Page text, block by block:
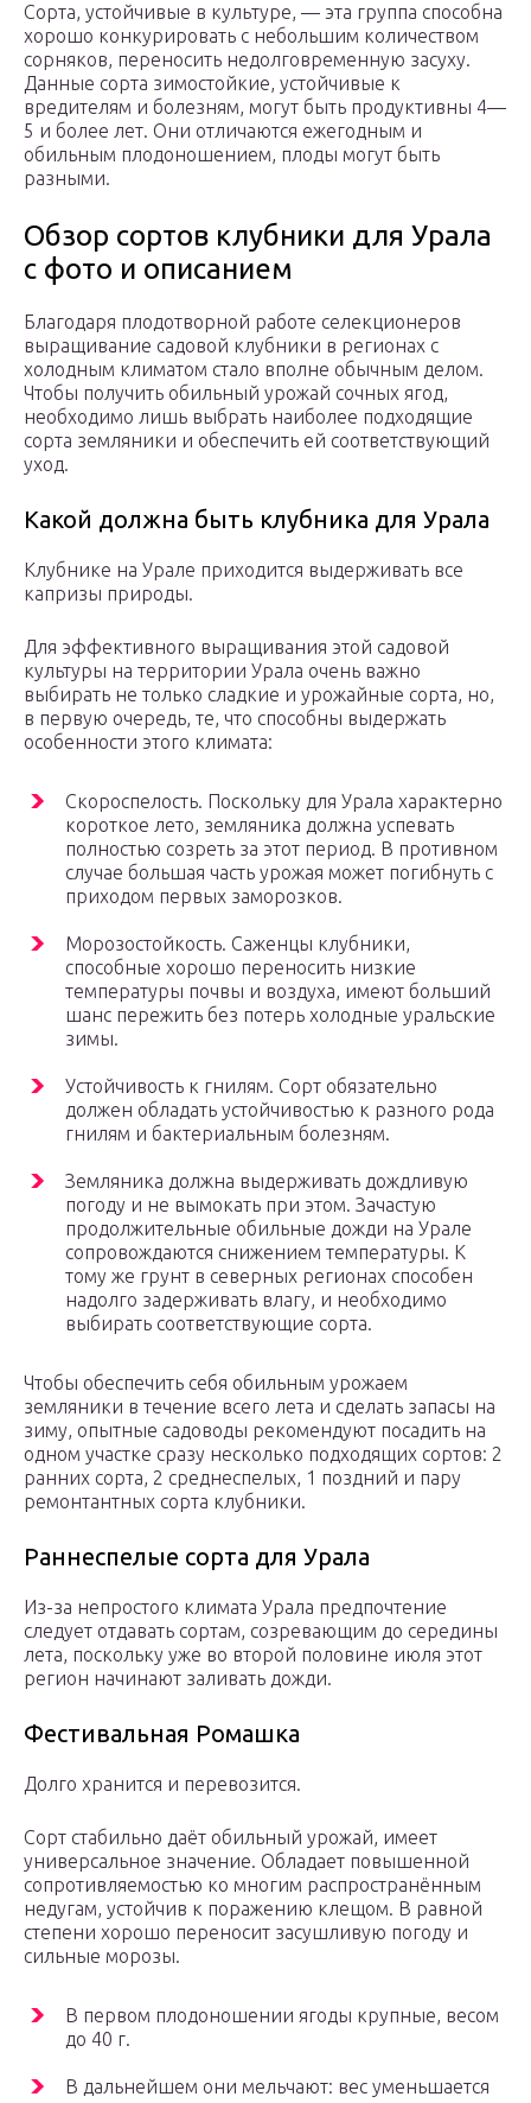
Сорта, устойчивые в куль­туре, — эта группа способна
хорошо конкурировать с не­большим количеством
сорня­ков, переносить недолговре­менную засуху.
Данные сорта зимостойкие, устойчивые к
вредителям и болезням, могут быть продуктивны 4—
5 и бо­лее лет. Они отличаются еже­годным и
обильным плодо­ношением, плоды могут быть
разными.
Обзор сортов клубники для Урала
с фото и описанием
Благодаря плодотворной работе селекционеров
выращивание садовой клубники в регионах с
холодным климатом стало вполне обычным делом.
Чтобы получить обильный урожай сочных ягод,
необходимо лишь выбрать наиболее подходящие
сорта земляники и обеспечить ей соответствующий
уход.
Какой должна быть клубника для Урала
Клубнике на Урале приходится выдерживать все
капризы природы.
Для эффективного выращивания этой садовой
культуры на территории Урала очень важно
выбирать не только сладкие и урожайные сорта, но,
в первую очередь, те, что способны выдержать
особенности этого климата:
Скороспелость. Поскольку для Урала характерно
короткое лето, земляника должна успевать
полностью созреть за этот период. В противном
случае большая часть урожая может погибнуть с
приходом первых заморозков.
Морозостойкость. Саженцы клубники,
способные хорошо переносить низкие
температуры почвы и воздуха, имеют больший
шанс пережить без потерь холодные уральские
зимы.
Устойчивость к гнилям. Сорт обязательно
должен обладать устойчивостью к разного рода
гнилям и бактериальным болезням.
Земляника должна выдерживать дождливую
погоду и не вымокать при этом. Зачастую
продолжительные обильные дожди на Урале
сопровождаются снижением температуры. К
тому же грунт в северных регионах способен
надолго задерживать влагу, и необходимо
выбирать соответствующие сорта.
Чтобы обеспечить себя обильным урожаем
земляники в течение всего лета и сделать запасы на
зиму, опытные садоводы рекомендуют посадить на
одном участке сразу несколько подходящих сортов: 2
ранних сорта, 2 среднеспелых, 1 поздний и пару
ремонтантных сорта клубники.
Раннеспелые сорта для Урала
Из-за непростого климата Урала предпочтение
следует отдавать сортам, созревающим до середины
лета, поскольку уже во второй половине июля этот
регион начинают заливать дожди.
Фестивальная Ромашка
Долго хранится и перевозится.
Сорт стабильно даёт обильный урожай, имеет
универсальное значение. Обладает повышенной
сопротивляемостью ко многим распространённым
недугам, устойчив к поражению клещом. В равной
степени хорошо переносит засушливую погоду и
сильные морозы.
В первом плодоношении ягоды крупные, весом
до 40 г.
В дальнейшем они мельчают: вес уменьшается